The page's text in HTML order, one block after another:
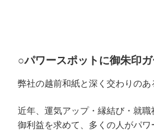
○パワースポットに御朱印
弊社の越前和紙と深く交わりのあ
近年、運気アップ・縁結び・就
御利益を求めて、多くの人がパ